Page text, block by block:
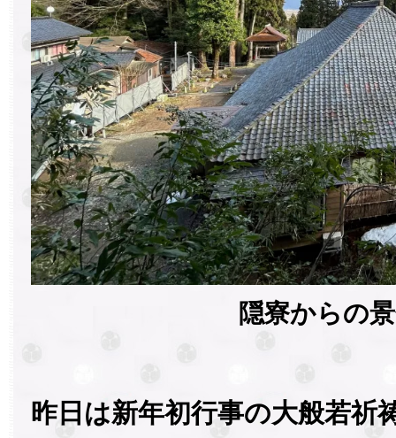
隠寮からの
昨日は新年初行事の大般若祈